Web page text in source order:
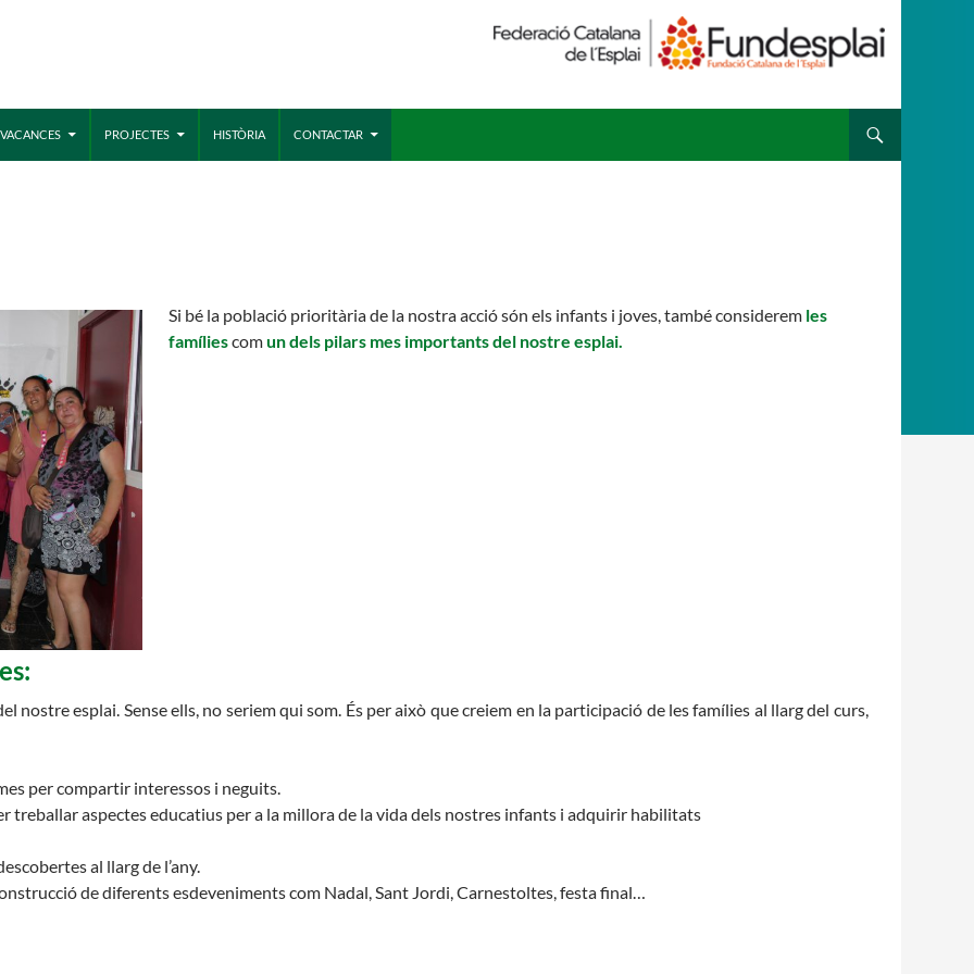
PROJECTES HISTÒRIA CONTACTAR
Si bé la població prioritària de la nostra acció són els infants i joves, també considerem les
famíliescomun dels pilars mes importants del nostre esplai.
:
nostre esplai. Sense ells, no seriem qui som. És per això que creiem en la participació de les famílies al llarg del curs,
per compartir interessos i neguits.
treballar aspectes educatius per a la millora de la vida dels nostres infants i adquirir habilitats
al llarg de l’any.
de diferents esdeveniments com Nadal, Sant Jordi, Carnestoltes, festa final…
MÓN ESCOLAR ALBERG CENTRE ESPLAI
ACTUALITAT